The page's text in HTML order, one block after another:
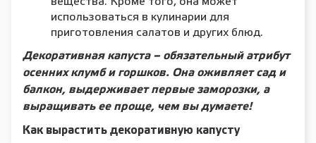
использоваться в кулинарии для
приготовления салатов и других блюд.
Декоративная капуста – обязательный атрибут
осенних клумб и горшков. Она оживляет сад и
балкон, выдерживает первые заморозки, а
выращивать ее проще, чем вы думаете!
Как вырастить декоративную капусту